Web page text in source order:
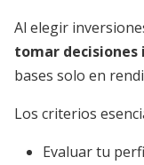
Al elegir
tomar
bases solo en
Los criterios
Evaluar tu